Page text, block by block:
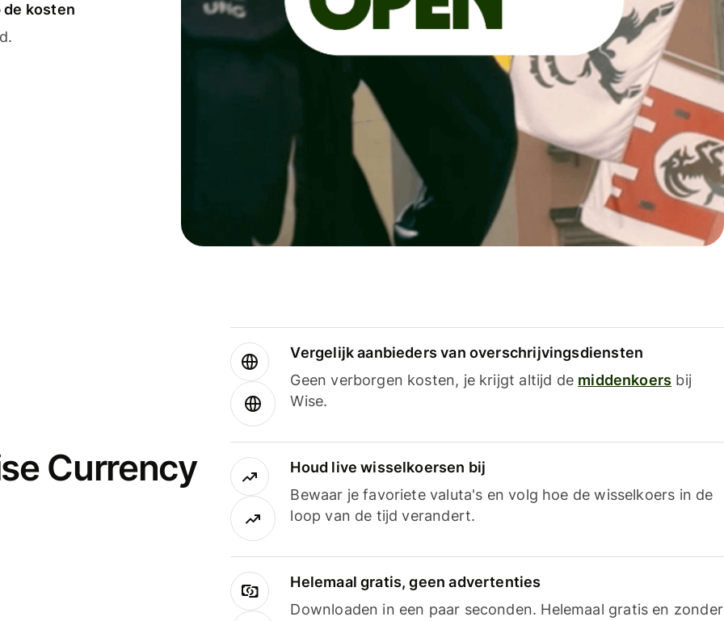
de kosten
Currency
Vergelijk aanbieders van overschrijvingsdiensten
Geen verborgen kosten, je krijgt altijd de middenkoers bij
Wise.
Houd live wisselkoersen bij
Bewaar je favoriete valuta's en volg hoe de wisselkoers in de
loop van de tijd verandert.
Helemaal gratis, geen advertenties
Downloaden in een paar seconden. Helemaal gratis en zonder